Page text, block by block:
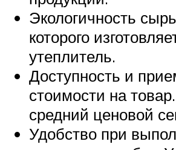
Экологичность
которого
утеплитель.
Доступность и
стоимости на
средний ценовой
Удобство при